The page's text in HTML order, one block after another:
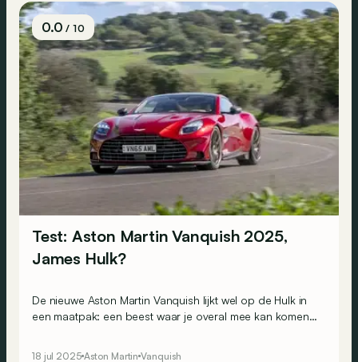
0.0/ 10
Test: Aston Martin Vanquish 2025,
James Hulk?
De nieuwe Aston Martin Vanquish lijkt wel op de Hulk in
een maatpak: een beest waar je overal mee kan komen,
18 jul 2025 Aston Martin Vanquish